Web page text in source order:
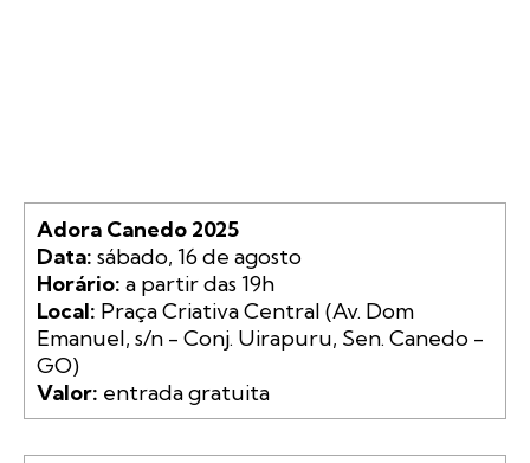
Adora Canedo 2025
Data:
Horário:
Local: Praça Criativa Central (Av. Dom
Emanuel, s/n - Conj. Uirapuru, Sen. Canedo -
Valor: entrada gratuita